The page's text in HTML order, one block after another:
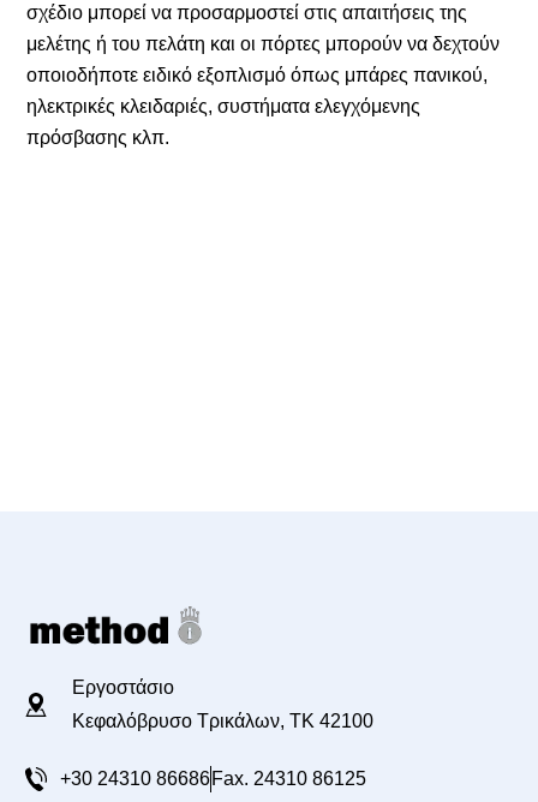
σχέδιο μπορεί να προσαρμοστεί στις απαιτήσεις της
μελέτης ή του πελάτη και οι πόρτες μπορούν να δεχτούν
οποιοδήποτε ειδικό εξοπλισμό όπως μπάρες πανικού,
ηλεκτρικές κλειδαριές, συστήματα ελεγχόμενης
πρόσβασης κλπ.
Εργοστάσιο
Κεφαλόβρυσο Τρικάλων, TK 42100
+30 24310 86686Fax. 24310 86125